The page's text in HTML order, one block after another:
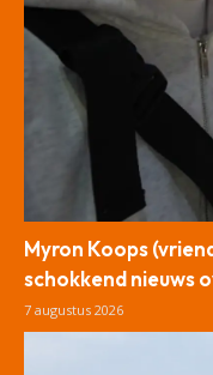
Myron Koops
schokkend nieuws
7 augustus 2026